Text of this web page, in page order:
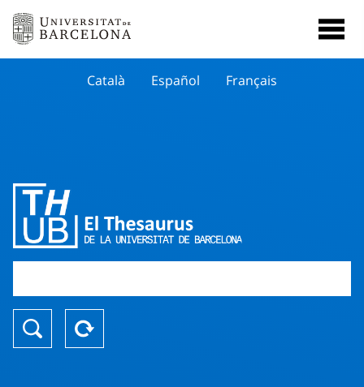
Català Español Français